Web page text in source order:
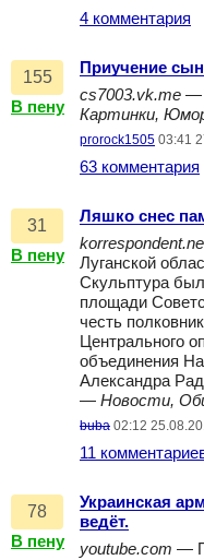
4 комментария
155
В пену
Приучение
cs7003.vk.me —
Картинки,
prorock1505 03:41
63 комментария
31
В пену
Ляшко снес
Луганской
Скульптура
площади
честь
Центрального
объединения
Александра
— Новости,
buba 02:12
11
78
В пену
Украинская
ведёт.
youtube.com —